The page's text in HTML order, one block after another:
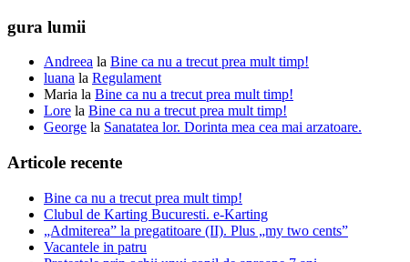
gura lumii
Andreea la Bine ca nu a trecut prea mult timp!
luana la Regulament
Maria la Bine ca nu a trecut prea mult timp!
Lore la Bine ca nu a trecut prea mult timp!
George la Sanatatea lor. Dorinta mea cea mai arzatoare.
Articole recente
Bine ca nu a trecut prea mult timp!
Clubul de Karting Bucuresti. e-Karting
„Admiterea” la pregatitoare (II). Plus „my two cents”
Vacantele in patru